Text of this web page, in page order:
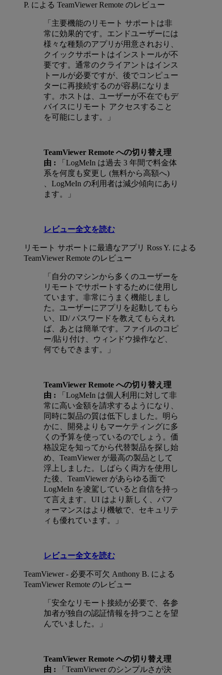
P. による TeamViewer Remote のレビュー
「主要機能のリモート サポートは非
常に効果的です。エンドユーザーには
様々な種類のアプリが用意されおり、
クイックサポートはインストールが不
要です。通常のクライアントはインス
トールが必要ですが、後でコンピュー
ターに再接続するのが容易になりま
す。ホストは、ユーザーが不在でもデ
バイスにリモート アクセスすること
を可能にします。」
TeamViewer Remote への切り替え理
由 :
「LogMeIn は過去 3 年間で料金体
系を何度も変更し (無料から高額へ)
、LogMeIn の利用者は減少傾向にあり
ます。」
レビュー全文を読む
リモート サポートに最適なアプリ Ross Y. による
TeamViewer Remote のレビュー
「自分のマシンから多くのユーザーを
リモートでサポートするために使用し
ています。非常にうまく機能しまし
た。ユーザーにアプリを起動してもら
い、ID/ パスワードを教えてもらえれ
ば、あとは簡単です。ファイルのコピ
ー/貼り付け、ウィンドウ操作など、
何でもできます。」
TeamViewer Remote への切り替え理
由 :
「LogMeIn は個人利用に対して非
常に高い金額を請求するようになり、
同時に製品の質は低下しました。明ら
かに、開発よりもマーケティングに多
くの予算を使っているのでしょう。価
格設定を知ってから代替製品を探し始
め、TeamViewer が最高の製品として
浮上しました。しばらく両方を使用し
た後、TeamViewer があらゆる面で
LogMeIn を凌駕していると自信を持っ
て言えます。UI はより新しく、パフ
ォーマンスはより機敏で、セキュリテ
ィも優れています。」
レビュー全文を読む
TeamViewer - 必要不可欠 Anthony B. による
TeamViewer Remote のレビュー
「安全なリモート接続が必要で、各参
加者が独自の認証情報を持つことを望
んでいました。」
TeamViewer Remote への切り替え理
由 :
「TeamViewer のシンプルさが決